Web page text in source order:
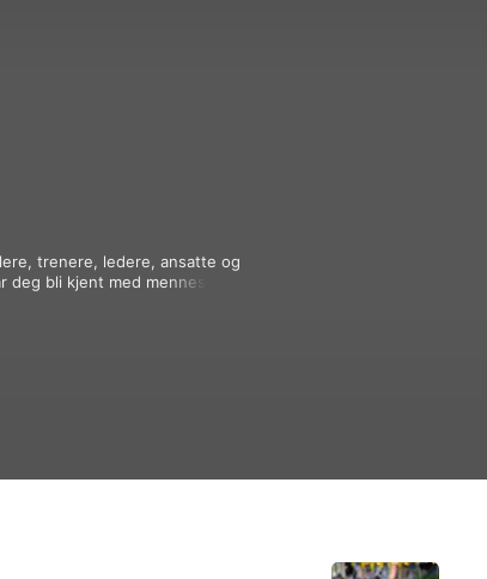
trenere, ledere, ansatte og
bli kjent med menneskene